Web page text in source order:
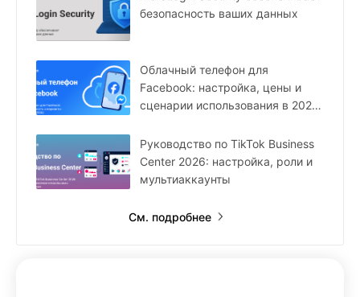
безопасность ваших данных
Облачный телефон для
Facebook: настройка, цены и
сценарии использования в 2026
Руководство по TikTok Business
Center 2026: настройка, роли и
мультиаккаунты
См. подробнее